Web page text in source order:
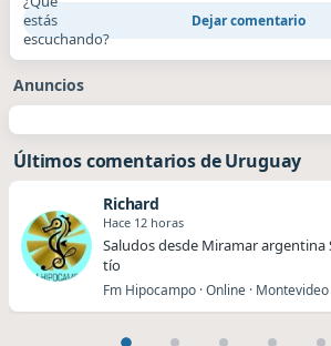
estás
escuchando?
Dejar comentario
Anuncios
Últimos comentarios de Uruguay
Richard
Hace 12 horas
Saludos desde Miramar argentina
tío
Fm Hipocampo · Online · Montevideo